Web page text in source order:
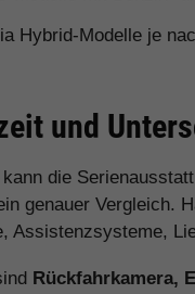
Hybrid-Modelle je
und
die
genauer Vergleich.
Assistenzsysteme,
Rückfahrkamera,